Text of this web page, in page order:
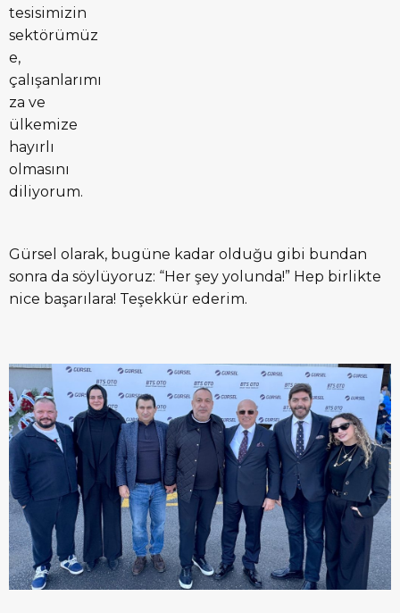
tesisimizin
sektörümüz
e,
çalışanlarımı
za ve
ülkemize
hayırlı
olmasını
diliyorum.
Gürsel olarak, bugüne kadar olduğu gibi bundan
sonra da söylüyoruz: “Her şey yolunda!” Hep birlikte
nice başarılara! Teşekkür ederim.